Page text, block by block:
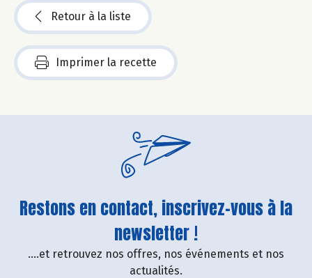
Retour à la liste
Imprimer la recette
Restons en contact, inscrivez-vous à la
newsletter !
....et retrouvez nos offres, nos événements et nos
actualités.